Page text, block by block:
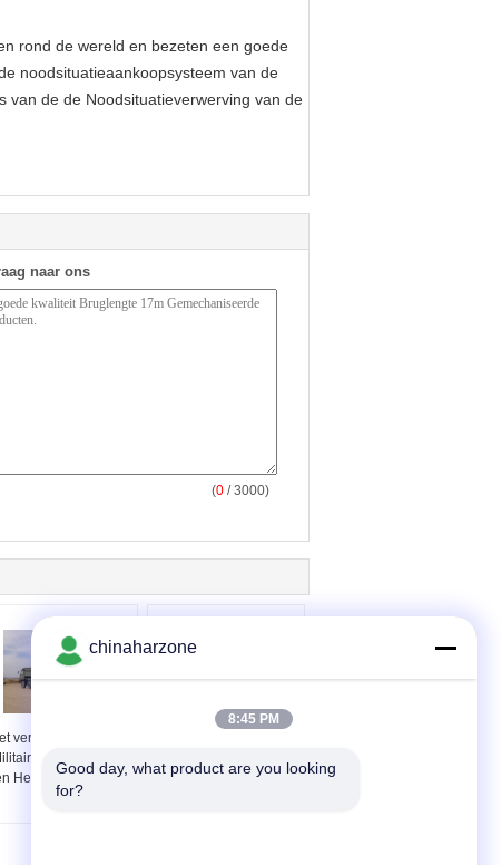
rond de wereld en bezeten een goede
noodsituatieaankoopsysteem van de
van de de Noodsituatieverwerving van de
naar ons
(0 / 3000)
verwezenlijken van
Bruggenbouw
Herwinning alleen
Emergency Rescue
chinaharzone
8:45 PM
Good day, what product are you looking
for?